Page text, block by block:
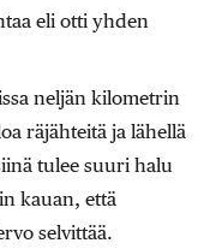
eli otti yhden
neljän kilometrin
räjähteitä ja lähellä
tulee suuri halu
kauan, että
selvittää.